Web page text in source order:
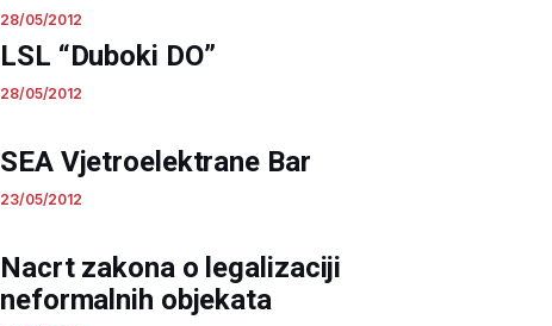
28/05/2012
LSL “Duboki DO”
28/05/2012
SEA Vjetroelektrane Bar
23/05/2012
Nacrt zakona o legalizaciji
neformalnih objekata